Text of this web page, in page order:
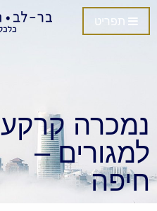
נמכרה קרקע
למגורים –
חיפה